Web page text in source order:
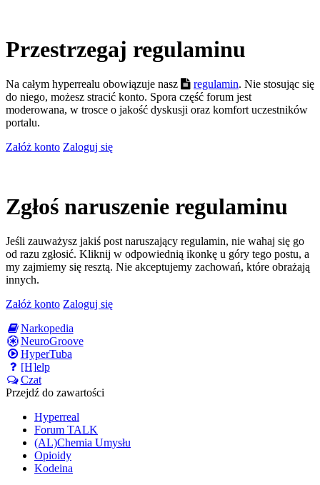
Przestrzegaj regulaminu
Na całym hyperrealu obowiązuje nasz regulamin. Nie stosując się
do niego, możesz stracić konto. Spora część forum jest
moderowana, w trosce o jakość dyskusji oraz komfort uczestników
portalu.
Załóż konto Zaloguj się
Zgłoś naruszenie regulaminu
Jeśli zauważysz jakiś post naruszający regulamin, nie wahaj się go
od razu zgłosić. Kliknij w odpowiednią ikonkę u góry tego postu, a
my zajmiemy się resztą. Nie akceptujemy zachowań, które obrażają
innych.
Załóż konto Zaloguj się
Narkopedia
NeuroGroove
HyperTuba
[H]elp
Czat
Przejdź do zawartości
Hyperreal
Forum TALK
(AL)Chemia Umysłu
Opioidy
Kodeina